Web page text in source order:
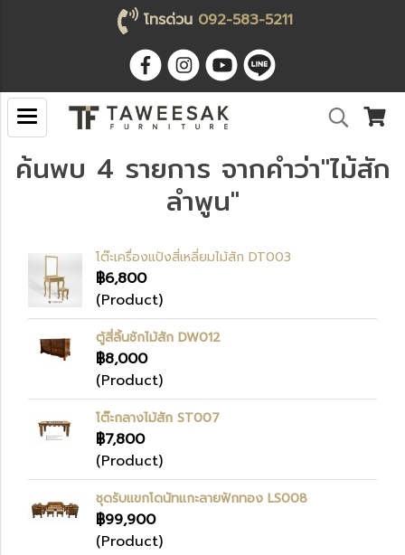
โทรด่วน 092-583-5211
ค้นพบ 4 รายการ จากคำว่า"ไม้สัก
ลำพูน"
โต๊ะเครื่องแป้งสี่เหลี่ยมไม้สัก DT003
฿6,800
(Product)
ตู้สี่ลิ้นชักไม้สัก DW012
฿8,000
(Product)
โต๊ะกลางไม้สัก ST007
฿7,800
(Product)
ชุดรับแขกโดนัทแกะลายฟักทอง LS008
฿99,900
(Product)